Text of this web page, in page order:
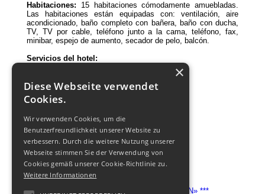
Habitaciones: 15 habitaciones cómodamente amuebladas.
Las habitaciones están equipadas con: ventilación, aire
acondicionado, baño completo con bañera, baño con ducha,
TV, TV por cable, teléfono junto a la cama, teléfono, fax,
minibar, espejo de aumento, secador de pelo, balcón.
Servicios del hotel:
Caja fuerte;
Centro de negocios;
Detectores de humo;
Habitaciones de no fumadores;
Telefóno;
Sauna;
Bilio.
×
Diese Webseite verwendet
Cookies.
Wir verwenden Cookies, um die
Benutzerfreundlichkeit unserer Website zu
verbessern. Durch die weitere Nutzung unserer
Webseite stimmen Sie der Verwendung von
Cookies gemäß unserer Cookie-Richtlinie zu.
Weitere Informationen